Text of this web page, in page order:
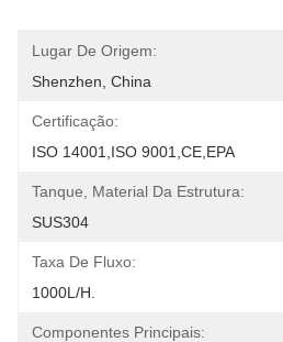
Lugar De Origem:
Shenzhen, China
Certificação:
ISO 14001,ISO 9001,CE,EPA
Tanque, Material Da Estrutura:
SUS304
Taxa De Fluxo:
1000L/H.
Componentes Principais: